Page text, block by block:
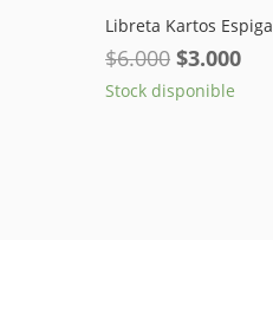
Libreta Kartos Espiga
$6.000 El
precio
$3.000El
Stock disponible